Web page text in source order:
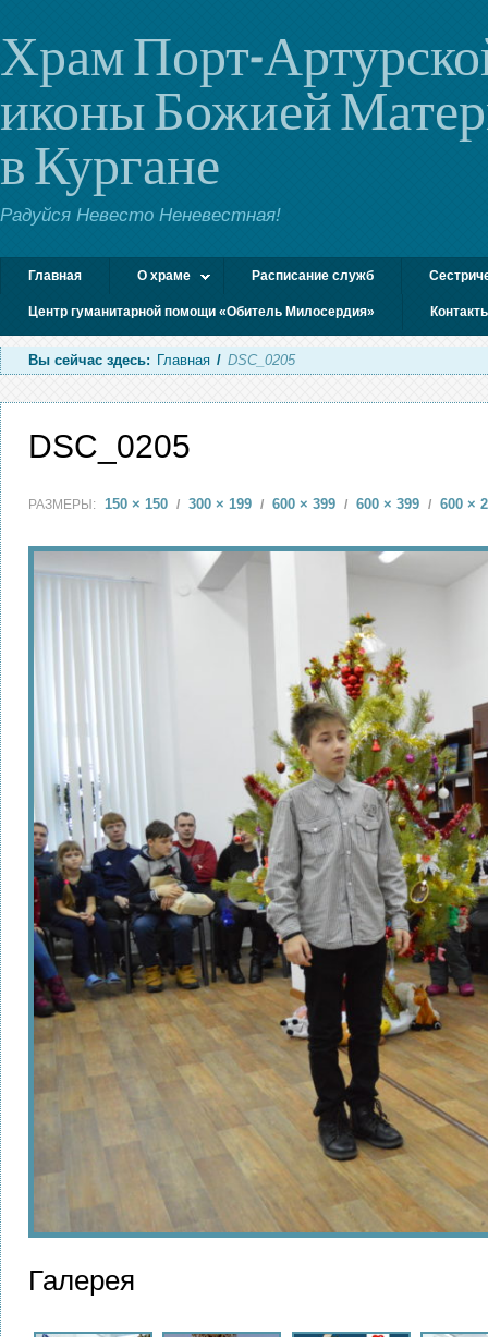
Храм Порт-
иконы Божией
в Кургане
Радуйся Невесто Неневестная!
Главная О храме Расписание служб
Центр гуманитарной помощи «Обитель Милосердия»
Вы сейчас здесь: Главная / DSC_0205
DSC_0205
РАЗМЕРЫ: 150 × 150 / 300 × 199 / 600 × 399 / 600 × 399 / 600 ×
Галерея